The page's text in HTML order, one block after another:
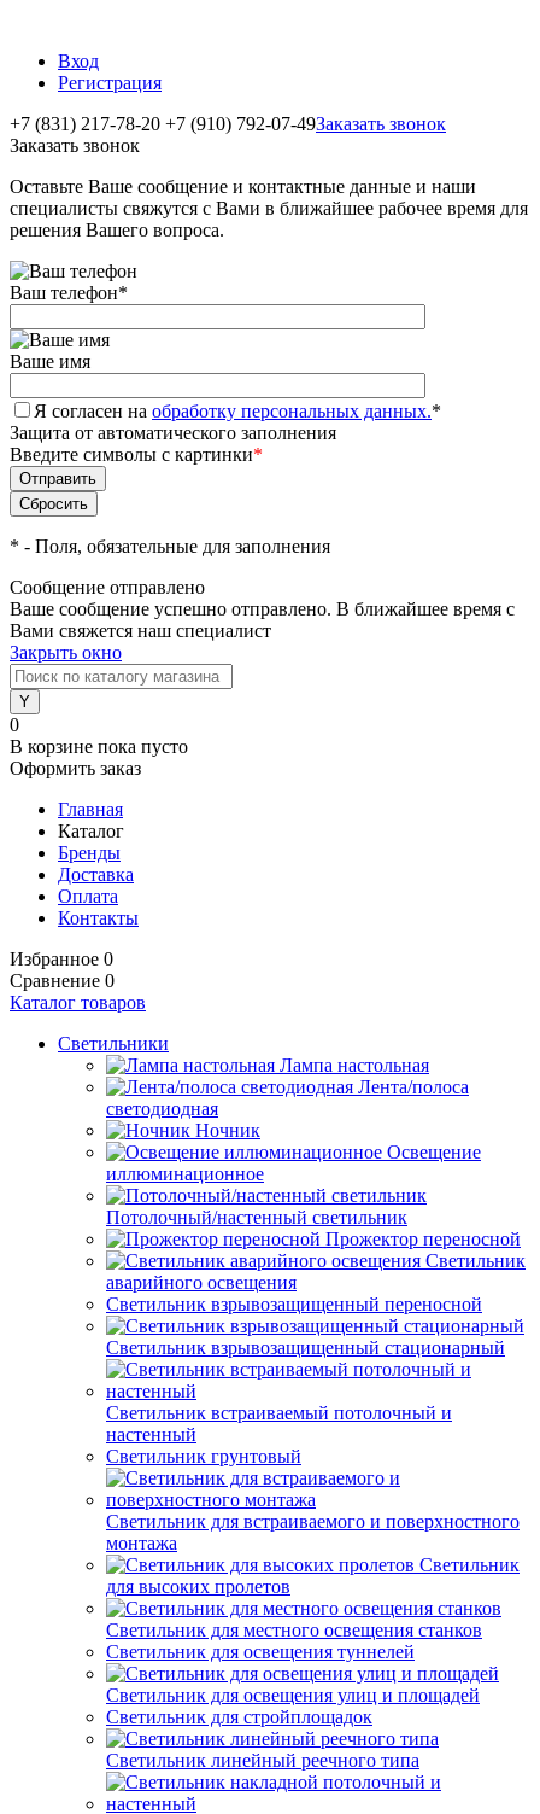
Вход
Регистрация
+7 (831) 217-78-20 +7 (910) 792-07-49Заказать звонок
Заказать звонок
Оставьте Ваше сообщение и контактные данные и наши
специалисты свяжутся с Вами в ближайшее рабочее время для
решения Вашего вопроса.
Ваш телефон*
Ваше имя
Я согласен на обработку персональных данных.*
Защита от автоматического заполнения
Введите символы с картинки*
* - Поля, обязательные для заполнения
Сообщение отправлено
Ваше сообщение успешно отправлено. В ближайшее время с
Вами свяжется наш специалист
Закрыть окно
0
В корзине пока пусто
Оформить заказ
Главная
Каталог
Бренды
Доставка
Оплата
Контакты
Избранное 0
Сравнение 0
Каталог товаров
Светильники
Лампа настольная
Лента/полоса
светодиодная
Ночник
Освещение
иллюминационное
Потолочный/настенный светильник
Прожектор переносной
Светильник
аварийного освещения
Светильник взрывозащищенный переносной
Светильник взрывозащищенный стационарный
Светильник встраиваемый потолочный и
настенный
Светильник грунтовый
Светильник для встраиваемого и поверхностного
монтажа
Светильник
для высоких пролетов
Светильник для местного освещения станков
Светильник для освещения туннелей
Светильник для освещения улиц и площадей
Светильник для стройплощадок
Светильник линейный реечного типа